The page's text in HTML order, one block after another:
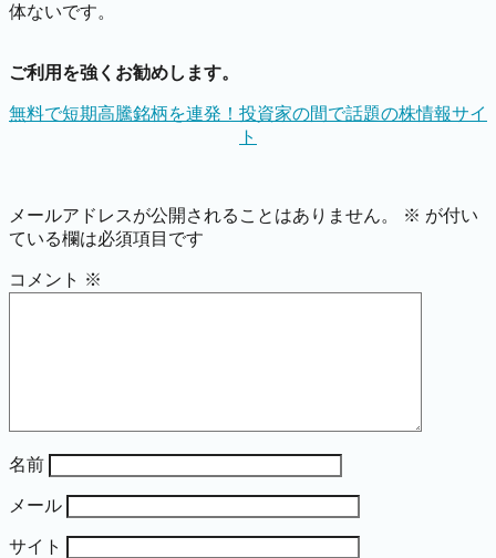
体ないです。
ご利用を強くお勧めします。
無料で短期高騰銘柄を連発！投資家の間で話題の株情報サイ
ト
メールアドレスが公開されることはありません。 ※ が付い
ている欄は必須項目です
コメント ※
名前
メール
サイト